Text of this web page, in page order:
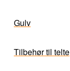
Gulv
Tilbehør til telte